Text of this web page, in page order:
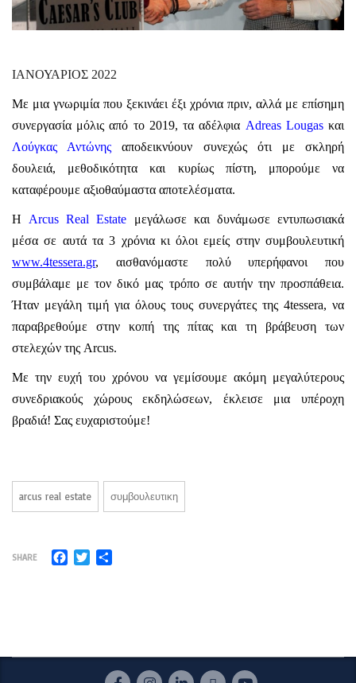
ΙΑΝΟΥΑΡΙΟΣ 2022
Με μια γνωριμία που ξεκινάει έξι χρόνια πριν, αλλά με επίσημη
συνεργασία μόλις από το 2019, τα αδέλφια Adreas Lougasκαι
Λούγκας Αντώνης αποδεικνύουν συνεχώς ότι με σκληρή
δουλειά, μεθοδικότητα και κυρίως πίστη, μπορούμε να
καταφέρουμε αξιοθαύμαστα αποτελέσματα.
Η Arcus Real Estate μεγάλωσε και δυνάμωσε εντυπωσιακά
μέσα σε αυτά τα 3 χρόνια κι όλοι εμείς στην συμβουλευτική
www.4tessera.gr, αισθανόμαστε πολύ υπερήφανοι που
συμβάλαμε με τον δικό μας τρόπο σε αυτήν την προσπάθεια.
Ήταν μεγάλη τιμή για όλους τους συνεργάτες της 4tessera, να
παραβρεθούμε στην κοπή της πίτας και τη βράβευση των
στελεχών της Arcus.
Με την ευχή του χρόνου να γεμίσουμε ακόμη μεγαλύτερους
συνεδριακούς χώρους εκδηλώσεων, έκλεισε μια υπέροχη
βραδιά! Σας ευχαριστούμε!
arcus real estate συμβουλευτικη
SHARE Facebook
Twitter